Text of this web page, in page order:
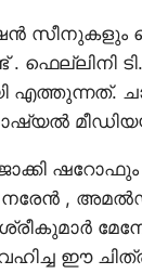
.
എത്തുന്നത്.
, അമൽഡ
ഈ